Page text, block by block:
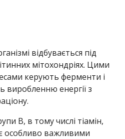
відбувається під
мітохондріях. Цими
керують ферменти і
виробленню енергії з
В, в тому числі тіамін,
особливо важливими